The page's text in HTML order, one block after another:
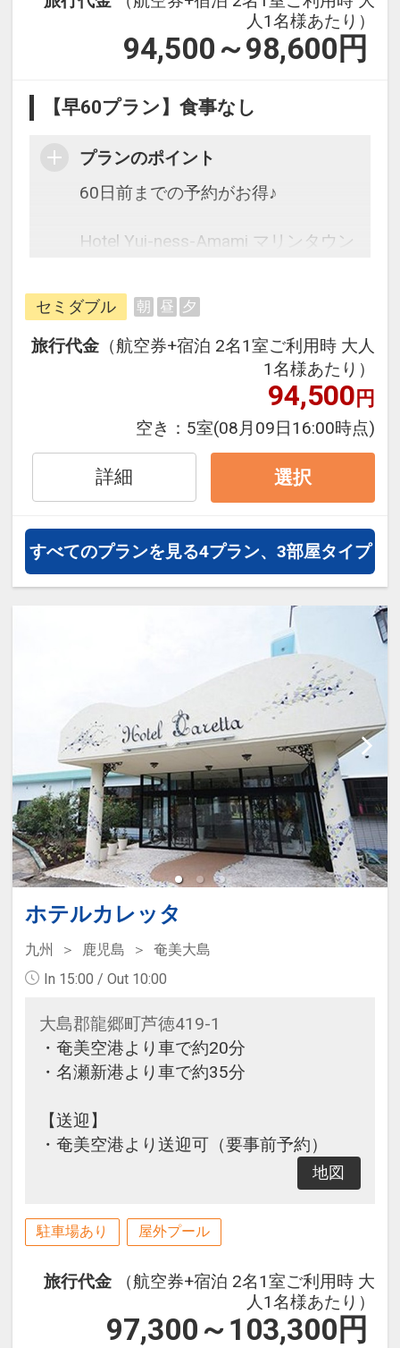
人1名様あたり）
94,500～98,600 円
【早60プラン】食事なし
プランのポイント
60日前までの予約がお得♪
Hotel Yui-ness-Amami マリンタウン
往復の航空券と宿泊がセットになっ
たスタンダードな＜食事なし＞プラ
ンです。
フライトと宿泊を自由に組み合わせ
できるダイナミックパッケージだか
ら、一都市滞在はもちろん周遊旅行
にも最適！
旅行期間中の1泊だけの宿泊や延
泊・飛び泊なども自由自在です。
フライトは、安心のJAL（または
JALグループ）確約！フライトマイ
ル50%貯まります。
オプションでレンタカーや現地交
通・体験プランなどの追加（同時予
約）が可能なプランもございます。
セミダブル 朝 昼 夕
旅行代金 （航空券+宿泊 2名1室ご利用時 大人
1名様あたり）
94,500円
空き： 5室(08月09日16:00時点)
詳細 選択
すべてのプランを見る4プラン、3部屋タイプ
ホテルカレッタ
九州 鹿児島
奄美大島
In 15:00 / Out 10:00
大島郡龍郷町芦徳419-1
・奄美空港より車で約20分
・名瀬新港より車で約35分
【送迎】
・奄美空港より送迎可（要事前予約）
地図
駐車場あり 屋外プール
旅行代金
（航空券+宿泊 2名1室ご利用時 大
人1名様あたり）
97,300～103,300 円